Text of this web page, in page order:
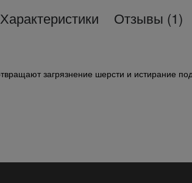
Характеристики Отзывы (1)
загрязнение шерсти и истирание